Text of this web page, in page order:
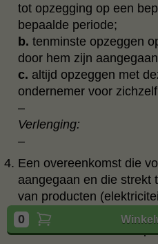
0
tot opzegging op een
bepaalde periode;
b. tenminste opzeggen
door hem zijn
c. altijd opzeggen met
ondernemer voor
–
Verlenging:
–
Een overeenkomst die
aangegaan en die strekt
van producten
diensten, mag niet
vernieuwd voor een